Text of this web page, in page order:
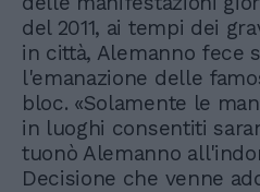
del 2011, ai tempi dei
in città, Alemanno fece
l'emanazione delle
bloc. «Solamente le
in luoghi consentiti
tuonò Alemanno
Decisione che venne